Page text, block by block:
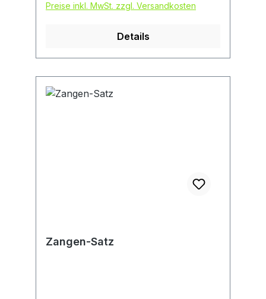
Preise inkl. MwSt. zzgl. Versandkosten
Details
Zangen-Satz